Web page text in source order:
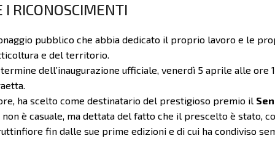
RICONOSCIMENTI
pubblico che abbia dedicato il proprio lavoro e le
e del territorio.
dell’inaugurazione ufficiale, venerdì 5 aprile alle ore
ha scelto come destinatario del prestigioso premio il
è casuale, ma dettata del fatto che il prescelto è stato,
fin dalle sue prime edizioni e di cui ha condiviso